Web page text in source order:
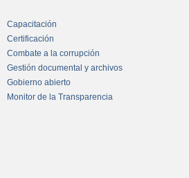
Capacitación
Certificación
Combate a la corrupción
Gestión documental y archivos
Gobierno abierto
Monitor de la Transparencia